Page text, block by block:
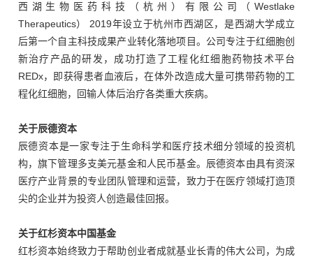
西湖生物医药科技（杭州）有限公司（Westlake
Therapeutics） 2019年设立于杭州市西湖区，是西湖大学成立
后第一个自主科技成果产业转化落地项目。公司专注于红细胞创
新治疗产品的研发，成功打造了工程化红细胞药物技术平台
REDx，即获得患者血液后，在体外改造成大量可携带药物的工
程化红细胞，回输人体后治疗各类重大疾病。
关于辰德资本
辰德资本是一家专注于生命科学和医疗技术细分领域的投资机
构，旗下管理多支美元基金和人民币基金。辰德资本由具有资深
医疗产业背景的专业团队管理和运营，致力于在医疗领域打造顶
尖的企业并为投资人创造最佳回报。
关于红杉资本中国基金
红杉资本始终致力于帮助创业者成就基业长青的伟大公司，为成